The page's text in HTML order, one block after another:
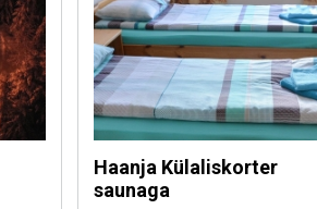
Haanja Külaliskorter
saunaga